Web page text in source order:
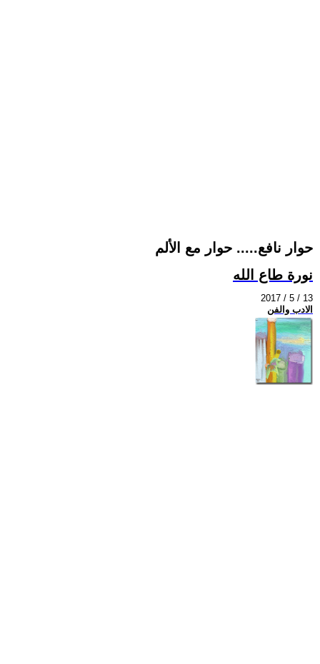
حوار نافع..... حوار مع الألم
نورة طاع الله
2017 / 5 / 13
الادب والفن